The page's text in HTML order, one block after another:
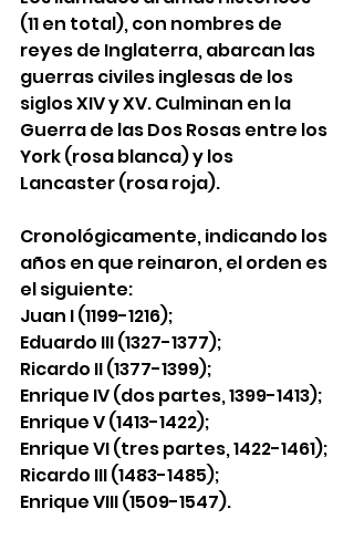
(11 en total), con nombres de
reyes de Inglaterra, abarcan las
guerras civiles inglesas de los
siglos XIV y XV. Culminan en la
Guerra de las Dos Rosas entre los
York (rosa blanca) y los
Lancaster (rosa roja).
Cronológicamente, indicando los
años en que reinaron, el orden es
el siguiente:
Juan I (1199-1216);
Eduardo III (1327-1377);
Ricardo II (1377-1399);
Enrique IV (dos partes, 1399-1413);
Enrique V (1413-1422);
Enrique VI (tres partes, 1422-1461);
Ricardo III (1483-1485);
Enrique VIII (1509-1547).